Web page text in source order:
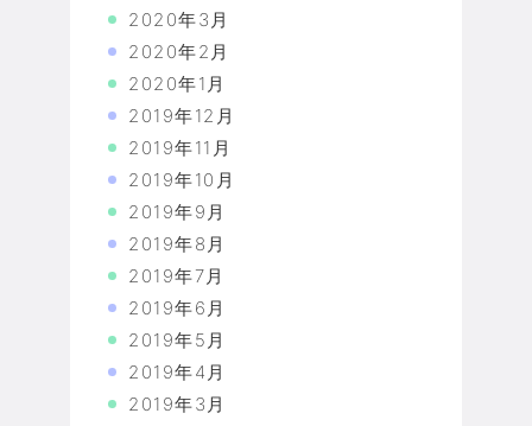
2020年3月
2020年2月
2020年1月
2019年12月
2019年11月
2019年10月
2019年9月
2019年8月
2019年7月
2019年6月
2019年5月
2019年4月
2019年3月